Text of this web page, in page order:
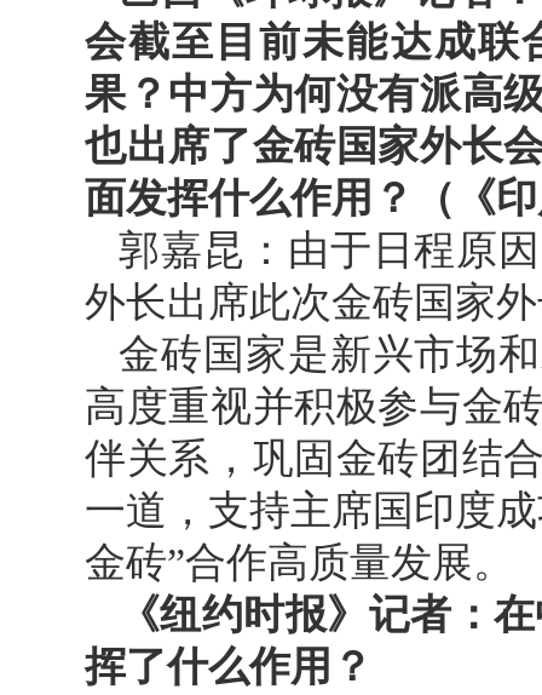
会截至目前未能达成联
果？中方为何没有派高
也出席了金砖国家外长
面发挥什么作用？（《
郭嘉昆：由于日程原
外长出席此次金砖国家
金砖国家是新兴市场
高度重视并积极参与金
伴关系，巩固金砖团结
一道，支持主席国印度
金砖”合作高质量发展。
《纽约时报》记者：
挥了什么作用？